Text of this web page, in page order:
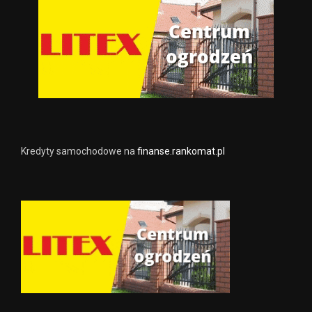
Kredyty samochodowe na finanse.rankomat.pl